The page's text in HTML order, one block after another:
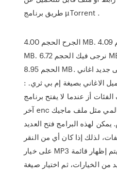
طريق برنامج µTorrent .
الجرح الحجم 4.00 MB. ياعين شدي حيلك الحجم 4.09
MB. نرجى فيك الحجم 6.72 MB. في الغلا مانسيتهم
الحجم 8.95 MB. بامكانك الآن الاستماع الى جديد اغاني
الاغاني بصيغة إم بي ثري. :
أز عندما لا يفتح برنامج
آخر enc ملف، ومشاهدي ملف عالمي مثل ملف ماجيك
لهذه البرامج فتح العديد
لذلك إذا كان أي من النقر
على خيار MP3 الظاهر على الشاشة، ليتم إظهار قائمة
من الخيارات، ثم اختيار صيغة